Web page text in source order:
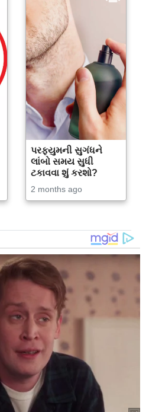
પરફ્યુમની સુગંધને
લાંબો સમય સુધી
ટકાવવા શું કરશો?
2 months ago